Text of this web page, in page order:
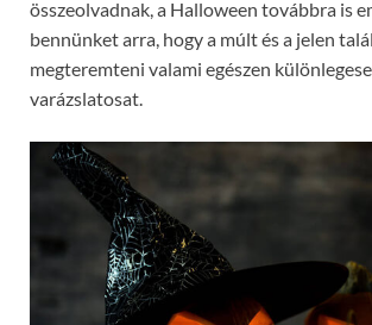
összeolvadnak, a Halloween továbbra is
bennünket arra, hogy a múlt és a jelen
megteremteni valami egészen
varázslatosat.